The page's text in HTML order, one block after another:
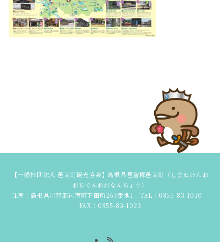
【一般社団法人 邑南町観光協会】島根県邑智郡邑南町（しまねけんお
おちぐんおおなんちょう）
住所：島根県邑智郡邑南町下田所263番地1 TEL：0855-83-1010
FAX：0855-83-1023